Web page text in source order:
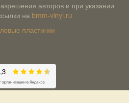
авторов и при указании
на bmm-vinyl.ru
пластинки